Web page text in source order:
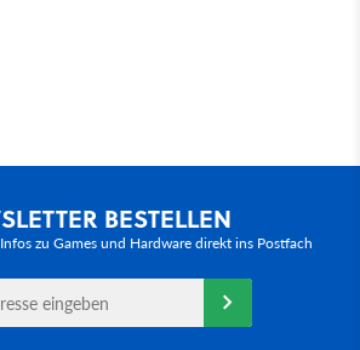
BESTELLEN
zu Games und Hardware direkt ins Postfach